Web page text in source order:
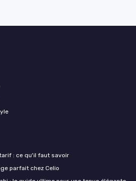
: ce qu'il faut savoir
parfait chez Celio